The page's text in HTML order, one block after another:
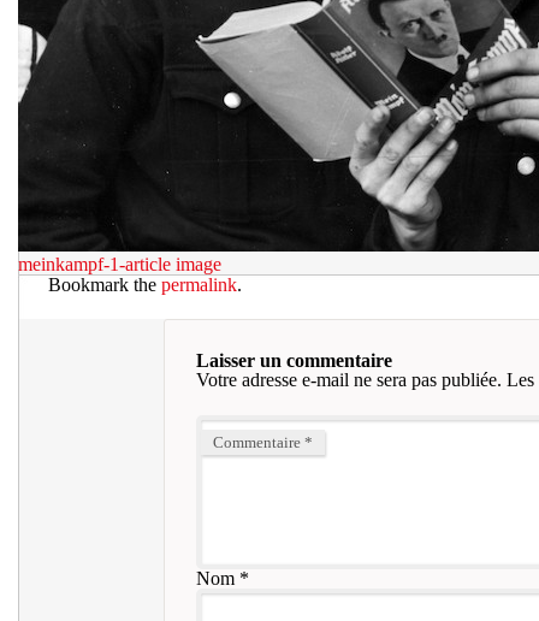
meinkampf-1-article image
Bookmark the permalink.
Laisser un commentaire
Votre adresse e-mail ne sera pas publiée. Les
Commentaire *
Nom*